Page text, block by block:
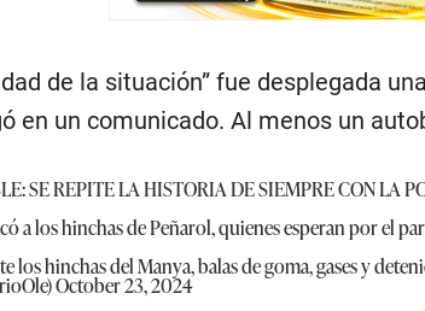
de la situación” fue desplegada
en un comunicado. Al menos un
SE REPITE LA HISTORIA DE SIEMPRE CON LA
a los hinchas de Peñarol, quienes esperan por el
los hinchas del Manya, balas de goma, gases y
October 23, 2024